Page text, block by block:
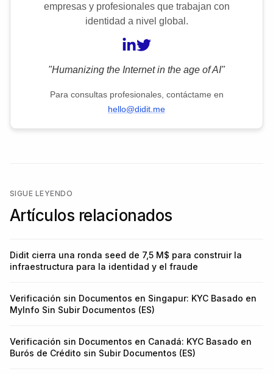
empresas y profesionales que trabajan con
identidad a nivel global.
"Humanizing the Internet in the age of AI"
Para consultas profesionales, contáctame en
hello@didit.me
SIGUE LEYENDO
Artículos relacionados
Didit cierra una ronda seed de 7,5 M$ para construir la
infraestructura para la identidad y el fraude
Verificación sin Documentos en Singapur: KYC Basado en
MyInfo Sin Subir Documentos (ES)
Verificación sin Documentos en Canadá: KYC Basado en
Burós de Crédito sin Subir Documentos (ES)